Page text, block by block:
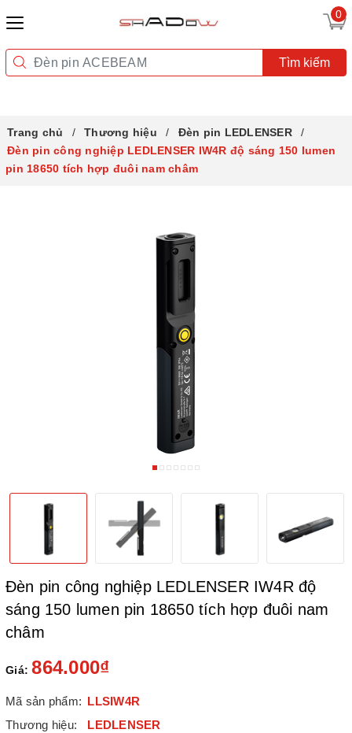
0
Tìm kiếm
Trang chủ Thương hiệu
Đèn pin LEDLENSER
Đèn pin công nghiệp LEDLENSER IW4R độ sáng 150 lumen
pin 18650 tích hợp đuôi nam châm
Đèn pin công nghiệp LEDLENSER IW4R độ
sáng 150 lumen pin 18650 tích hợp đuôi nam
châm
Giá: 864.000₫
Mã sản phẩm: LLSIW4R
Thương hiệu:
LEDLENSER